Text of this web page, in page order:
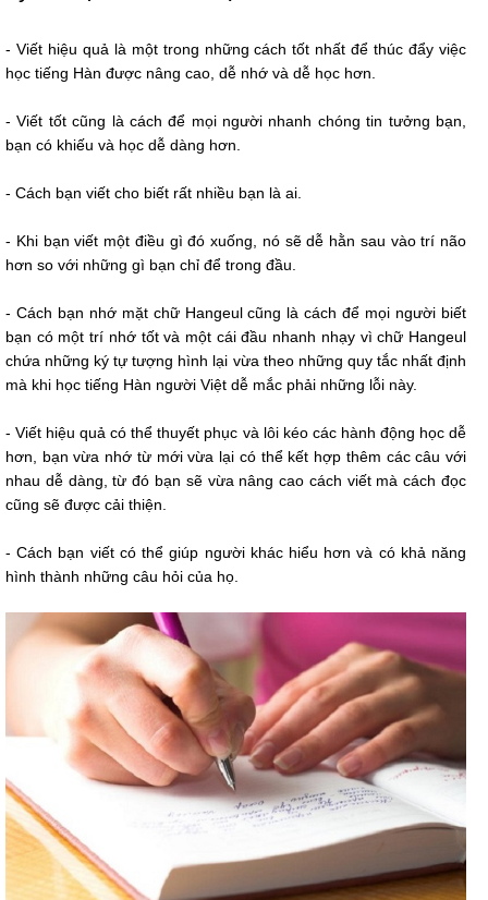
- Viết hiệu quả là một trong những cách tốt nhất để thúc đẩy việc
học tiếng Hàn được nâng cao, dễ nhớ và dễ học hơn.
- Viết tốt cũng là cách để mọi người nhanh chóng tin tưởng bạn,
bạn có khiếu và học dễ dàng hơn.
- Cách bạn viết cho biết rất nhiều bạn là ai.
- Khi bạn viết một điều gì đó xuống, nó sẽ dễ hằn sau vào trí não
hơn so với những gì bạn chỉ để trong đầu.
- Cách bạn nhớ mặt chữ Hangeul cũng là cách để mọi người biết
bạn có một trí nhớ tốt và một cái đầu nhanh nhạy vì chữ Hangeul
chứa những ký tự tượng hình lại vừa theo những quy tắc nhất định
mà khi học tiếng Hàn người Việt dễ mắc phải những lỗi này.
- Viết hiệu quả có thể thuyết phục và lôi kéo các hành động học dễ
hơn, bạn vừa nhớ từ mới vừa lại có thể kết hợp thêm các câu với
nhau dễ dàng, từ đó bạn sẽ vừa nâng cao cách viết mà cách đọc
cũng sẽ được cải thiện.
- Cách bạn viết có thể giúp người khác hiểu hơn và có khả năng
hình thành những câu hỏi của họ.